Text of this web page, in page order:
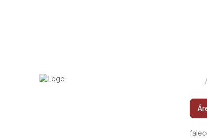
Rua Hermantino Coelho, 13087-500, Mansões